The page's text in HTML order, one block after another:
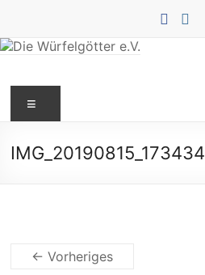
springen
Würfelgötter
e.V.
IMG_20190815_173434
← Vorheriges